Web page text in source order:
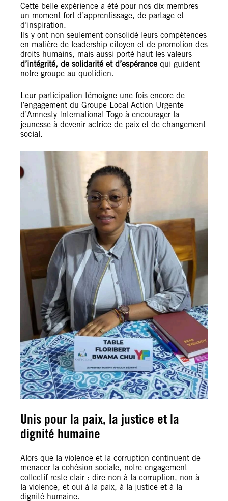
Cette belle expérience a été pour nos dix membres
un moment fort d’apprentissage, de partage et
d’inspiration.
Ils y ont non seulement consolidé leurs compétences
en matière de leadership citoyen et de promotion des
droits humains, mais aussi porté haut les valeurs
d’intégrité, de solidarité et d’espérance qui guident
notre groupe au quotidien.
Leur participation témoigne une fois encore de
l’engagement du Groupe Local Action Urgente
d’Amnesty International Togo à encourager la
jeunesse à devenir actrice de paix et de changement
social.
Unis pour la paix, la justice et la
dignité humaine
Alors que la violence et la corruption continuent de
menacer la cohésion sociale, notre engagement
collectif reste clair : dire non à la corruption, non à
la violence, et oui à la paix, à la justice et à la
dignité humaine.